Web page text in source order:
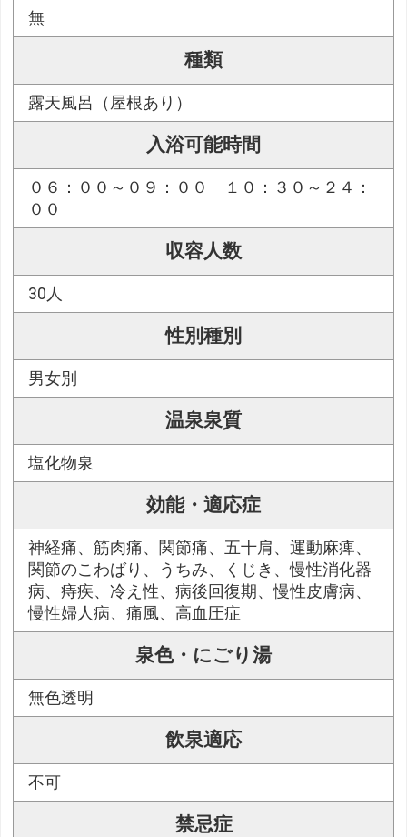
無
種類
露天風呂（屋根あり）
入浴可能時間
０６：００～０９：００ １０：３０～２４：
００
収容人数
30人
性別種別
男女別
温泉泉質
塩化物泉
効能・適応症
神経痛、筋肉痛、関節痛、五十肩、運動麻痺、
関節のこわばり、うちみ、くじき、慢性消化器
病、痔疾、冷え性、病後回復期、慢性皮膚病、
慢性婦人病、痛風、高血圧症
泉色・にごり湯
無色透明
飲泉適応
不可
禁忌症